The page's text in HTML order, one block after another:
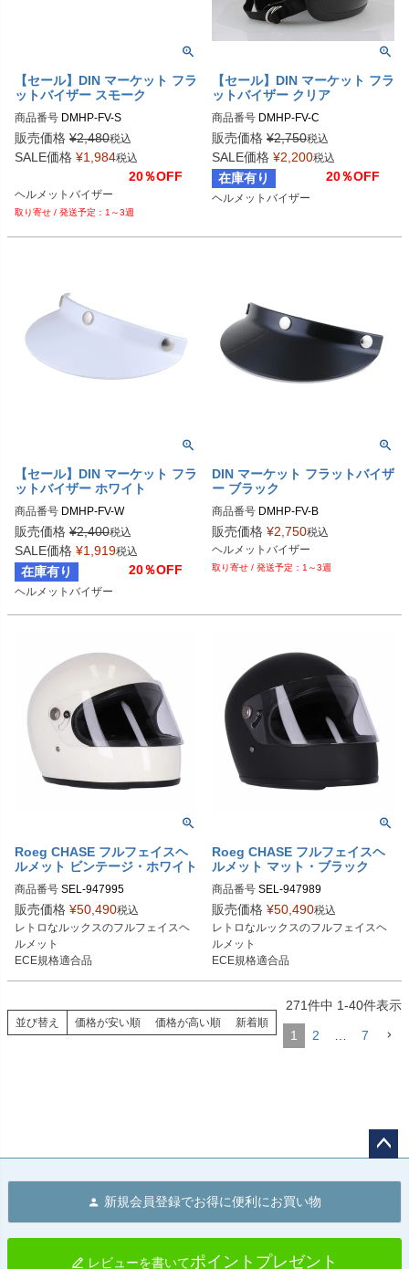
【セール】DIN マーケット フラ
ットバイザー スモーク
商品番号 DMHP-FV-S
販売価格 ¥2,480税込
SALE価格 ¥1,984税込
20％OFF
ヘルメットバイザー
1～3週
【セール】DIN マーケット フラ
ットバイザー クリア
商品番号 DMHP-FV-C
販売価格 ¥2,750税込
SALE価格 ¥2,200税込
在庫有り 20％OFF
ヘルメットバイザー
【セール】DIN マーケット フラ
ットバイザー ホワイト
商品番号 DMHP-FV-W
販売価格 ¥2,400税込
SALE価格 ¥1,919税込
在庫有り 20％OFF
ヘルメットバイザー
DIN マーケット フラットバイザ
ー ブラック
商品番号 DMHP-FV-B
販売価格 ¥2,750税込
ヘルメットバイザー
1～3週
Roeg CHASE フルフェイスヘ
ルメット ビンテージ・ホワイト
商品番号 SEL-947995
販売価格 ¥50,490税込
レトロなルックスのフルフェイスヘ
ルメット
ECE規格適合品
Roeg CHASE フルフェイスヘ
ルメット マット・ブラック
商品番号 SEL-947989
販売価格 ¥50,490税込
レトロなルックスのフルフェイスヘ
ルメット
ECE規格適合品
並び替え 価格が安い順 価格が高い順 新着順
271件中 1-40件表示
1 2 7
へ
新規会員登録でお得に便利にお買い物
レビューを書いてポイントプレゼント